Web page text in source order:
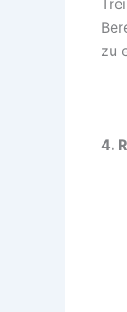
zu
4.